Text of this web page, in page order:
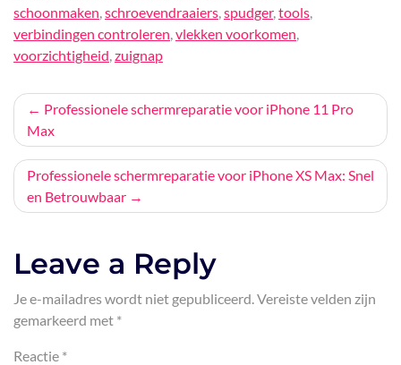
schoonmaken schroevendraaiers spudger, tools
verbindingen controleren vlekken voorkomen
voorzichtigheid zuignap
Bericht
navigatie
Professionele schermreparatie voor iPhone 11 Pro
Max
Professionele schermreparatie voor iPhone XS Max: Snel
en Betrouwbaar
Leave a Reply
Je e-mailadres wordt niet gepubliceerd. Vereiste velden zijn
gemarkeerd met *
Reactie *